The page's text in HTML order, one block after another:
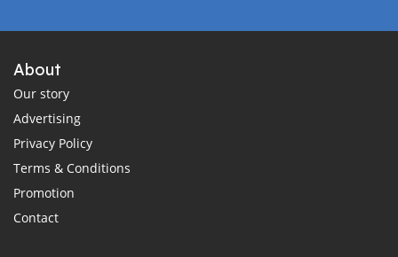
About
Our story
Advertising
Privacy Policy
Terms & Conditions
Promotion
Contact